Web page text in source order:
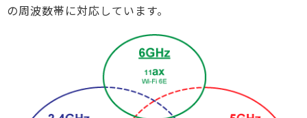
の周波数帯に対応しています。